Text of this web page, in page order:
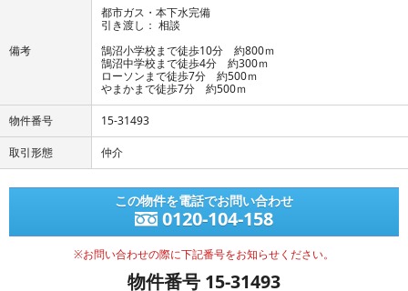
備考
都市ガス・本下水完備
引き渡し： 相談
鵠沼小学校まで徒歩10分 約800ｍ
鵠沼中学校まで徒歩4分 約300ｍ
ローソンまで徒歩7分 約500ｍ
やまかまで徒歩7分 約500ｍ
物件番号 15-31493
取引形態 仲介
この物件を電話でお問い合わせ
0120-104-158
※お問い合わせの際に下記番号をお知らせください。
物件番号 15-31493